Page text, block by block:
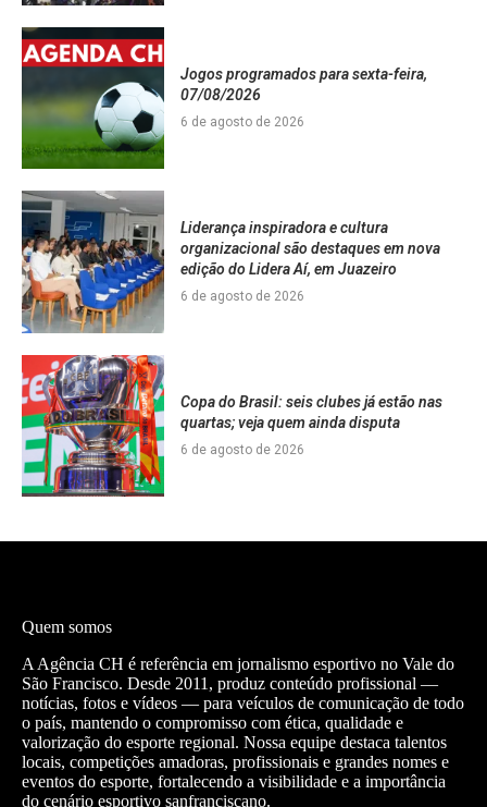
Jogos programados para sexta-feira,
07/08/2026
6 de agosto de 2026
Liderança inspiradora e cultura
organizacional são destaques em nova
edição do Lidera Aí, em Juazeiro
6 de agosto de 2026
Copa do Brasil: seis clubes já estão nas
quartas; veja quem ainda disputa
6 de agosto de 2026
Quem somos
A Agência CH é referência em jornalismo esportivo no Vale do
São Francisco. Desde 2011, produz conteúdo profissional —
notícias, fotos e vídeos — para veículos de comunicação de todo
o país, mantendo o compromisso com ética, qualidade e
valorização do esporte regional. Nossa equipe destaca talentos
locais, competições amadoras, profissionais e grandes nomes e
eventos do esporte, fortalecendo a visibilidade e a importância
do cenário esportivo sanfranciscano.